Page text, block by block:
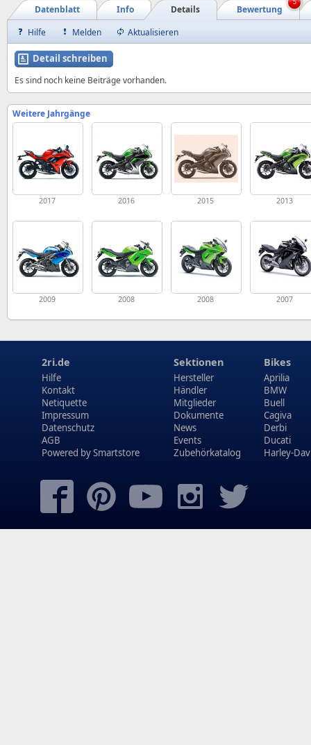
Bewertung
Details
Info
Datenblatt
5
Hilfe Melden Aktualisieren
Detail schreiben
Es sind noch keine Beiträge vorhanden.
Weitere Jahrgänge
2017 2016 2015 2013
2009 2008 2008 2007
2ri.de
Hilfe
Kontakt
Netiquette
Impressum
Datenschutz
AGB
Powered bySmartstore
Sektionen
Hersteller
Händler
Mitglieder
Dokumente
News
Events
Zubehörkatalog
Bikes
Aprilia
BMW
Buell
Cagiva
Derbi
Ducati
Harley-